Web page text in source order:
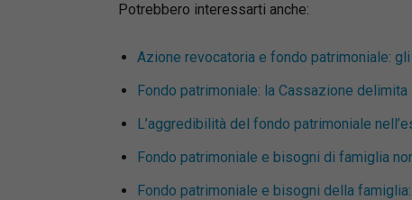
Potrebbero interessarti anche:
Azione revocatoria e fondo patrimoniale:
Fondo patrimoniale: la Cassazione delimita
L’aggredibilità del fondo patrimoniale
Fondo patrimoniale e bisogni di famiglia
Fondo patrimoniale e bisogni della